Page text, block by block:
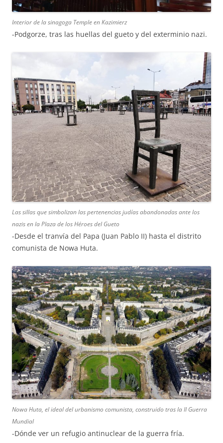
Interior de la sinagoga Temple en Kazimierz
-Podgorze, tras las huellas del gueto y del exterminio nazi.
Las sillas que simbolizan las pertenencias judías abandonadas ante los
nazis en la Plaza de los Héroes del Gueto
-Desde el tranvía del Papa (Juan Pablo II) hasta el distrito
comunista de Nowa Huta.
Nowa Huta, el ideal del urbanismo comunista, construido tras la II Guerra
Mundial
-Dónde ver un refugio antinuclear de la guerra fría.